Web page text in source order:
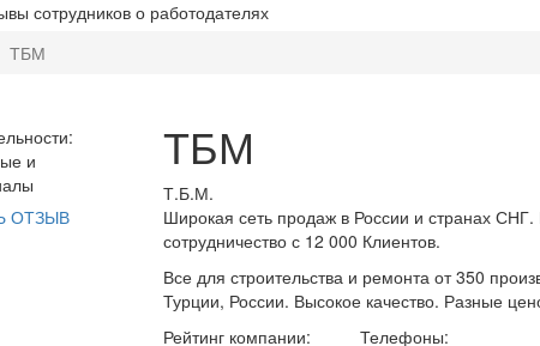
сотрудников о работодателях
ТБМ
и
ОТЗЫВ
ТБМ
Т.Б.М.
Широкая сеть продаж в России и странах
сотрудничество с 12 000 Клиентов.
Все для строительства и ремонта от 350
Турции, России. Высокое качество. Разные
Рейтинг компании:
Телефоны: